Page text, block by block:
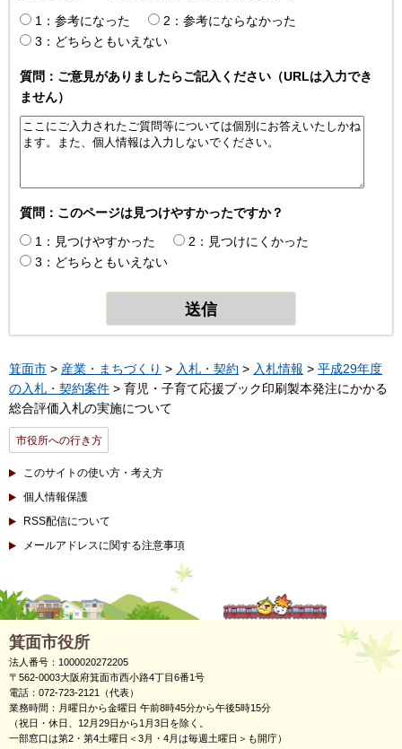
1：参考になった
2：参考にならなかった
3：どちらともいえない
質問：ご意見がありましたらご記入ください（URLは入力でき
ません）
質問：このページは見つけやすかったですか？
1：見つけやすかった
2：見つけにくかった
3：どちらともいえない
箕面市 > 産業・まちづくり > 入札・契約 > 入札情報 > 平成29年度
の入札・契約案件 > 育児・子育て応援ブック印刷製本発注にかかる
総合評価入札の実施について
市役所への行き方
このサイトの使い方・考え方
個人情報保護
RSS配信について
メールアドレスに関する注意事項
箕面市役所
法人番号：1000020272205
〒562-0003大阪府箕面市西小路4丁目6番1号
電話：072-723-2121（代表）
業務時間：月曜日から金曜日 午前8時45分から午後5時15分
（祝日・休日、12月29日から1月3日を除く。
一部窓口は第2・第4土曜日＜3月・4月は毎週土曜日＞も開庁）